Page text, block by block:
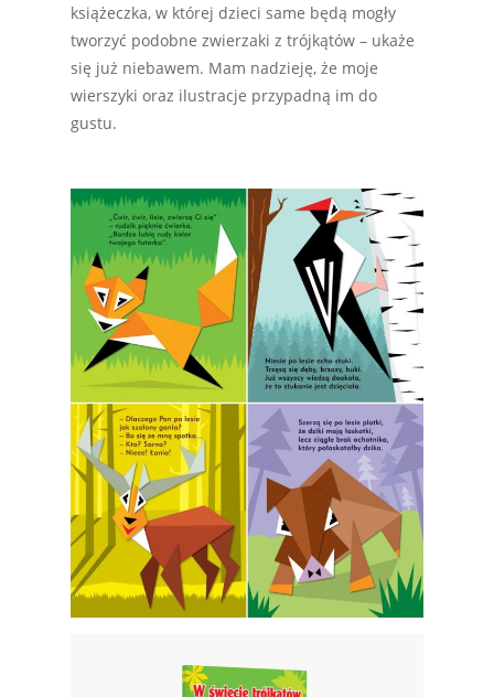
książeczka, w której dzieci same będą mogły
tworzyć podobne zwierzaki z trójkątów – ukaże
się już niebawem. Mam nadzieję, że moje
wierszyki oraz ilustracje przypadną im do
gustu.